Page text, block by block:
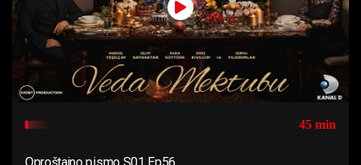
45 min
Oproštajno pismo S01 Ep56